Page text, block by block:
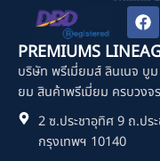
F
a
c
e
b
o
o
k
PREMIUMS
บริษัท พรีเมี่ยมส์ ลินเนจ บู
ยม สินค้าพรีเมี่ยม ครบวงจร
2 ซ.ประชาอุทิศ 9 ถ.ปร
กรุงเทพฯ 10140